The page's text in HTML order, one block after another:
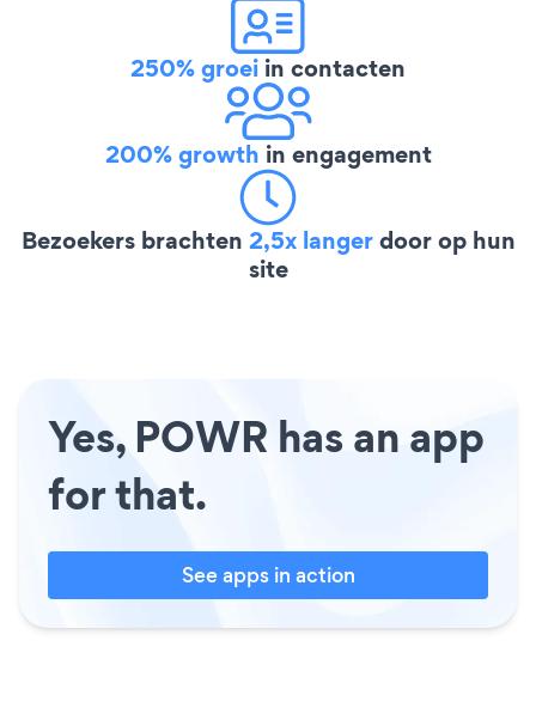
250% groei in contacten
200% growth in engagement
Bezoekers brachten 2,5x langerdoor op hun
site
Yes, POWR has an app
for that.
See apps in action